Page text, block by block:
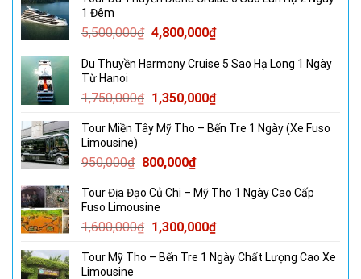
1 Đêm
5,500,000₫ Giá
là:
4,800,000₫Giá
tại
4,800,000₫.
Du Thuyền Harmony Cruise 5 Sao Hạ Long 1 Ngày
Từ Hanoi
1,750,000₫ Giá
là:
1,350,000₫Giá
tại
Tour Miền Tây Mỹ Tho – Bến Tre 1 Ngày (Xe Fuso
Limousine)
950,000₫ Giá
là:
950,000₫.
800,000₫Giá
tại
800,000₫.
Tour Địa Đạo Củ Chi – Mỹ Tho 1 Ngày Cao Cấp
Fuso Limousine
1,600,000₫ Giá
là:
1,300,000₫Giá
tại
Tour Mỹ Tho – Bến Tre 1 Ngày Chất Lượng Cao Xe
Limousine